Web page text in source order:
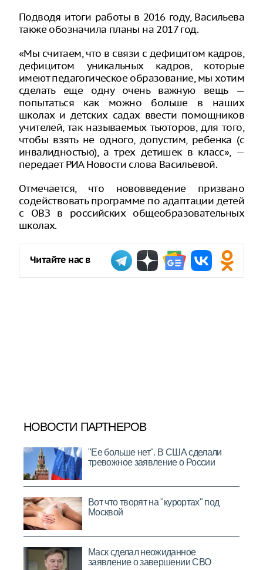
Подводя итоги работы в 2016 году, Васильева
также обозначила планы на 2017 год.
«Мы считаем, что в связи с дефицитом кадров,
дефицитом уникальных кадров, которые
имеют педагогическое образование, мы хотим
сделать еще одну очень важную вещь —
попытаться как можно больше в наших
школах и детских садах ввести помощников
учителей, так называемых тьюторов, для того,
чтобы взять не одного, допустим, ребенка (с
инвалидностью), а трех детишек в класс», —
передает РИА Новости слова Васильевой.
Отмечается, что нововведение призвано
содействовать программе по адаптации детей
с ОВЗ в российских общеобразовательных
школах.
Читайте нас в